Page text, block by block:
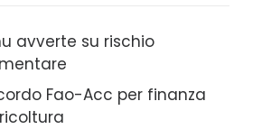
avverte su rischio
Fao-Acc per finanza